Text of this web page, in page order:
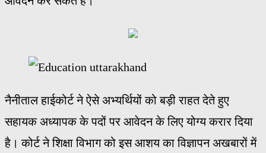
नैनीताल हाईकोर्ट ने ऐसे अभ्यर्थियों को बड़ी राहत देते हुए
सहायक अध्यापक के पदों पर आवेदन के लिए योग्य करार दिया
है। कोर्ट ने शिक्षा विभाग को इस आशय का विज्ञापन अखबारों में